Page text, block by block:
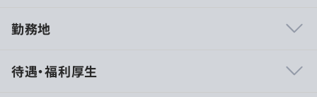
社員の提案は積極的に取り入れて実現し、個性を生かせる
勤務地
待遇・福利厚生